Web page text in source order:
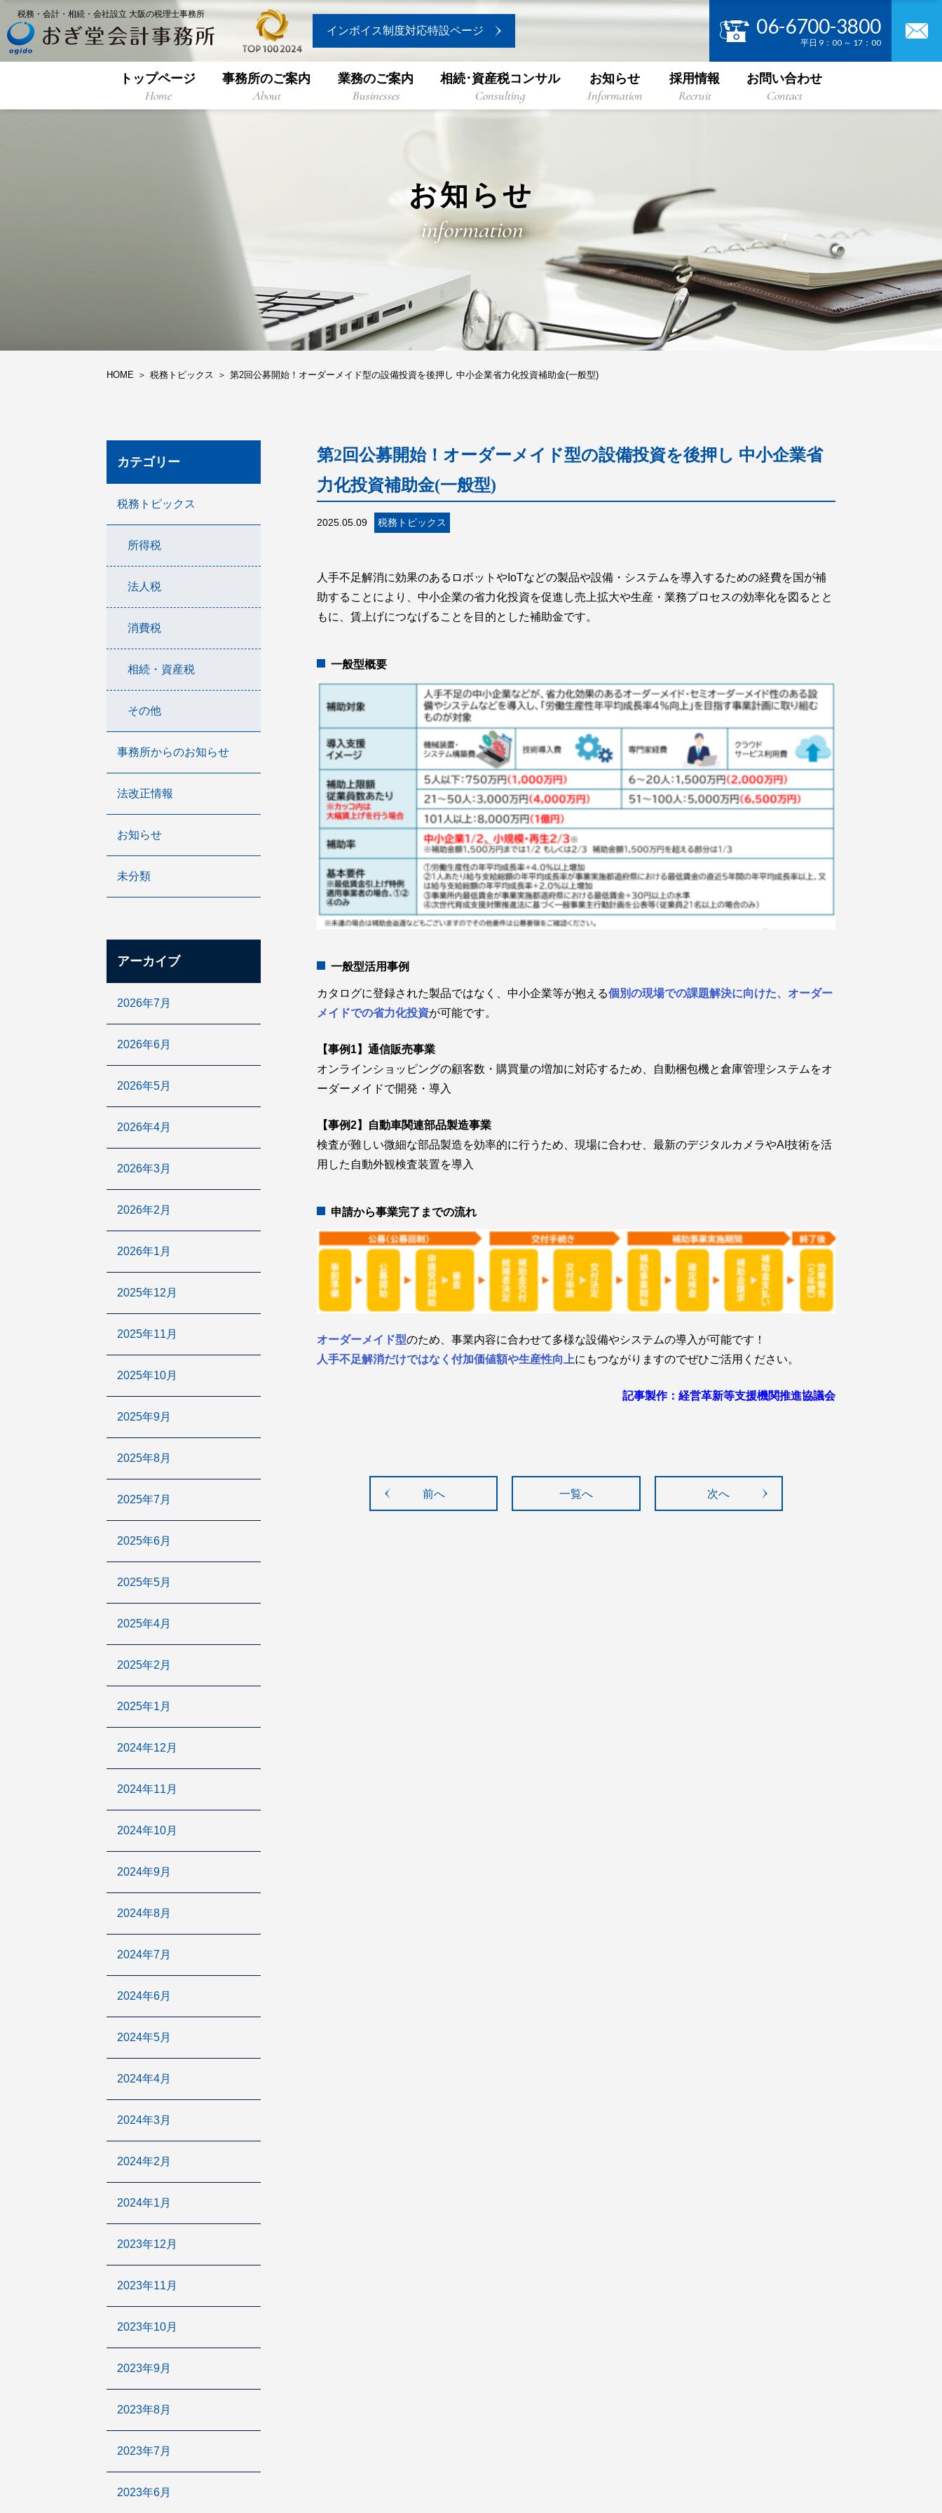
税務・会計・相続・会社設立 大阪の税理士事務所
インボイス制度対応特設ページ 06-6700-3800
平日 9：00 ～ 17：00
トップページ
Home
事務所のご案内
About
業務のご案内
Businesses
相続･資産税コンサル
Consulting
お知らせ
Information
採用情報
Recruit
お問い合わせ
Contact
お知らせ
information
HOME 税務トピックス 第2回公募開始！オーダーメイド型の設備投資を後押し 中小企業省力化投資補助金(一般型)
第2回公募開始！オーダーメイド型の設備投資を後押し 中小企業省
力化投資補助金(一般型)
2025.05.09 税務トピックス
人手不足解消に効果のあるロボットやIoTなどの製品や設備・システムを導入するための経費を国が補
助することにより、中小企業の省力化投資を促進し売上拡大や生産・業務プロセスの効率化を図るとと
もに、賃上げにつなげることを目的とした補助金です。
一般型概要
一般型活用事例
カタログに登録された製品ではなく、中小企業等が抱える個別の現場での課題解決に向けた、オーダー
メイドでの省力化投資が可能です。
【事例1】通信販売事業
オンラインショッピングの顧客数・購買量の増加に対応するため、自動梱包機と倉庫管理システムをオ
ーダーメイドで開発・導入
【事例2】自動車関連部品製造事業
検査が難しい微細な部品製造を効率的に行うため、現場に合わせ、最新のデジタルカメラやAI技術を活
用した自動外観検査装置を導入
申請から事業完了までの流れ
オーダーメイド型のため、事業内容に合わせて多様な設備やシステムの導入が可能です！
人手不足解消だけではなく付加価値額や生産性向上にもつながりますのでぜひご活用ください。
記事製作：経営革新等支援機関推進協議会
前へ 一覧へ 次へ
カテゴリー
税務トピックス
所得税
法人税
消費税
相続・資産税
その他
事務所からのお知らせ
法改正情報
お知らせ
未分類
アーカイブ
2026年7月
2026年6月
2026年5月
2026年4月
2026年3月
2026年2月
2026年1月
2025年12月
2025年11月
2025年10月
2025年9月
2025年8月
2025年7月
2025年6月
2025年5月
2025年4月
2025年2月
2025年1月
2024年12月
2024年11月
2024年10月
2024年9月
2024年8月
2024年7月
2024年6月
2024年5月
2024年4月
2024年3月
2024年2月
2024年1月
2023年12月
2023年11月
2023年10月
2023年9月
2023年8月
2023年7月
2023年6月